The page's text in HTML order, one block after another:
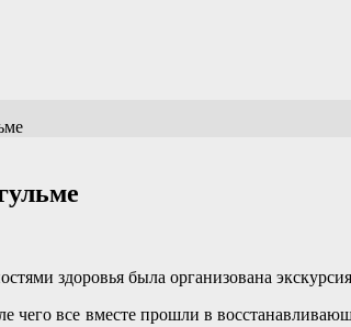
здоровья была организована
чего все вместе прошли в